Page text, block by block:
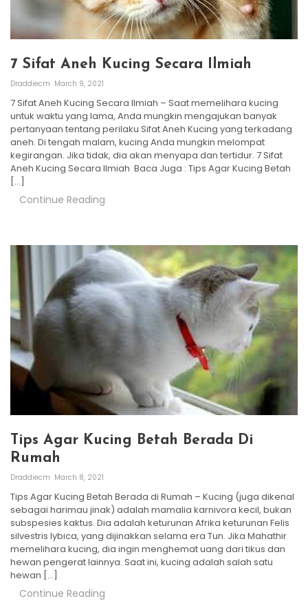
7 Sifat Aneh Kucing Secara Ilmiah
Draddiecm March 9, 2021
7 Sifat Aneh Kucing Secara Ilmiah – Saat memelihara kucing
untuk waktu yang lama, Anda mungkin mengajukan banyak
pertanyaan tentang perilaku Sifat Aneh Kucing yang terkadang
aneh. Di tengah malam, kucing Anda mungkin melompat
kegirangan. Jika tidak, dia akan menyapa dan tertidur. 7 Sifat
Aneh Kucing Secara Ilmiah Baca Juga : Tips Agar Kucing Betah
[…]
Continue Reading
Tips Agar Kucing Betah Berada Di
Rumah
Draddiecm March 8, 2021
Tips Agar Kucing Betah Berada di Rumah – Kucing (juga dikenal
sebagai harimau jinak) adalah mamalia karnivora kecil, bukan
subspesies kaktus. Dia adalah keturunan Afrika keturunan Felis
silvestris lybica, yang dijinakkan selama era Tun. Jika Mahathir
memelihara kucing, dia ingin menghemat uang dari tikus dan
hewan pengerat lainnya. Saat ini, kucing adalah salah satu
hewan […]
Continue Reading